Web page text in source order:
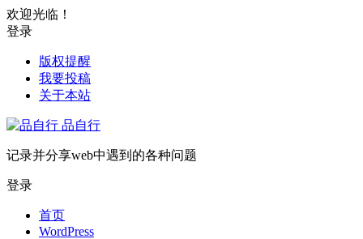
欢迎光临！
登录
版权提醒
我要投稿
关于本站
品自行
记录并分享web中遇到的各种问题
登录
首页
WordPress